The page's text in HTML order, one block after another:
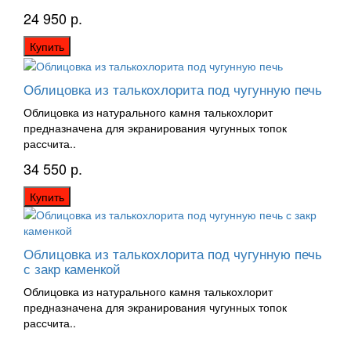
24 950 р.
Купить
Облицовка из талькохлорита под чугунную печь
Облицовка из натурального камня талькохлорит
предназначена для экранирования чугунных топок
рассчита..
34 550 р.
Купить
Облицовка из талькохлорита под чугунную печь
с закр каменкой
Облицовка из натурального камня талькохлорит
предназначена для экранирования чугунных топок
рассчита..